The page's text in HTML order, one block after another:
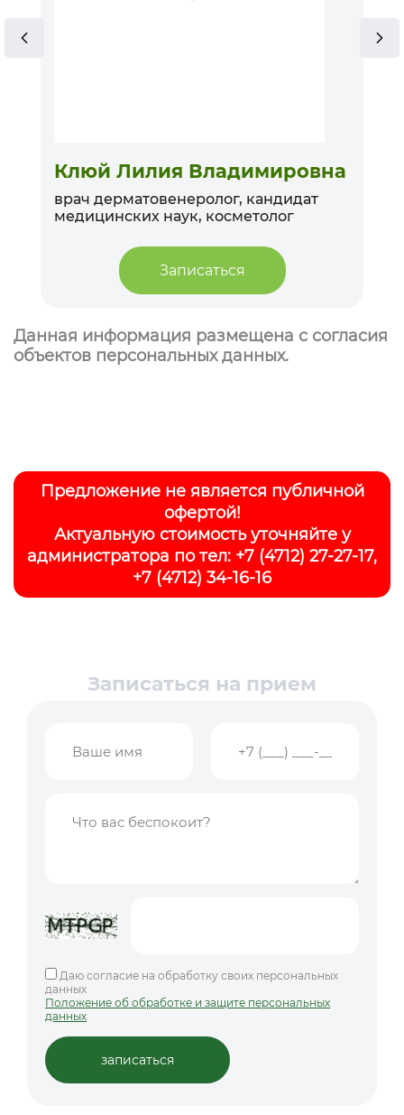
Клюй Лилия Владимировна
врач дерматовенеролог, кандидат
медицинских наук, косметолог
Записаться
Данная информация размещена с согласия
объектов персональных данных.
Предложение не является публичной
офертой!
Актуальную стоимость уточняйте у
администратора по тел: +7 (4712) 27-27-17,
+7 (4712) 34-16-16
Записаться на прием
Даю согласие на обработку своих персональных
данных
Положение об обработке и защите персональных
данных